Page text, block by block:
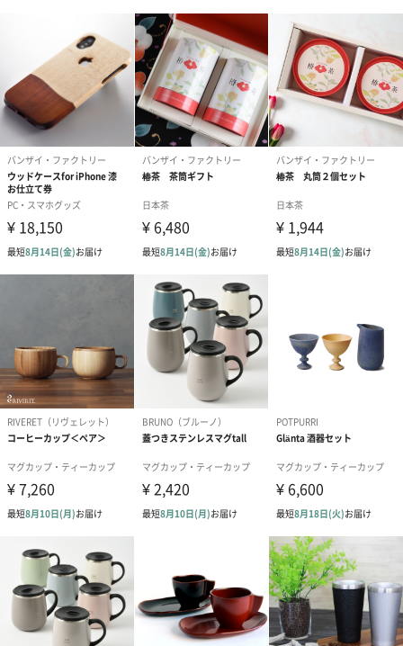
木材は温度変化が最も少ない素材です。
冷たいものは冷たい状態をどんな素材よりも保持し、結露もいた
しません。
自分の握り型だから美味しいのだというだけではありません。
素材も美味しさを引き立てています。
完成品は、リボンをつけてお届けします
●商品本体
ラッピングをしたマギーカップをクリアケースに入れてお届けし
ます。
●お仕立券
化粧箱にお仕立券が入っています。
【バンザイ・ファクトリー】
【バンザイ・ファクトリー】は岩手三陸の地場産品を使い、創意
工夫で商品を開発し製造しています。